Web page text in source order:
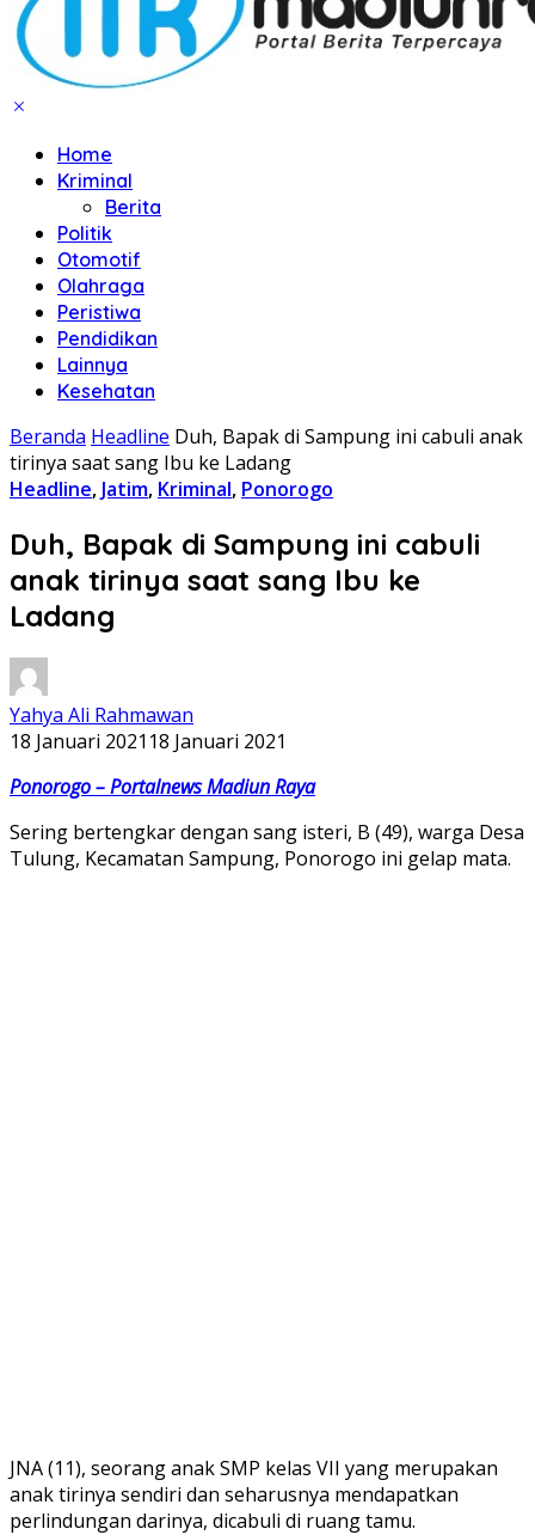
Home
Kriminal
Berita
Politik
Otomotif
Olahraga
Peristiwa
Pendidikan
Lainnya
Kesehatan
Beranda Headline Duh, Bapak di Sampung ini cabuli anak
tirinya saat sang Ibu ke Ladang
Headline, Jatim, Kriminal, Ponorogo
Duh, Bapak di Sampung ini cabuli
anak tirinya saat sang Ibu ke
Ladang
Yahya Ali Rahmawan
18 Januari 2021 18 Januari 2021
Ponorogo – Portalnews Madiun Raya
Sering bertengkar dengan sang isteri, B (49), warga Desa
Tulung, Kecamatan Sampung, Ponorogo ini gelap mata.
JNA (11), seorang anak SMP kelas VII yang merupakan
anak tirinya sendiri dan seharusnya mendapatkan
perlindungan darinya, dicabuli di ruang tamu.